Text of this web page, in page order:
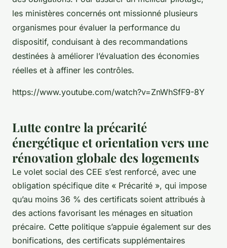
les ministères concernés ont missionné plusieurs
organismes pour évaluer la performance du
dispositif, conduisant à des recommandations
destinées à améliorer l’évaluation des économies
réelles et à affiner les contrôles.
https://www.youtube.com/watch?v=ZnWhSfF9-8Y
Lutte contre la précarité
énergétique et orientation vers une
rénovation globale des logements
Le volet social des CEE s’est renforcé, avec une
obligation spécifique dite « Précarité », qui impose
qu’au moins 36 % des certificats soient attribués à
des actions favorisant les ménages en situation
précaire. Cette politique s’appuie également sur des
bonifications, des certificats supplémentaires